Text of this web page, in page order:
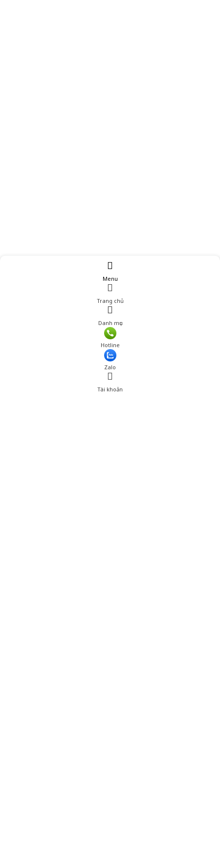
Menu
Trang chủ
Danh mục
Hotline
Zalo
Tài khoản